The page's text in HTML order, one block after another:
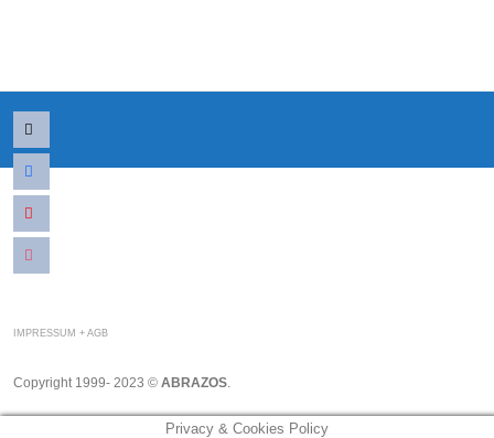
mail
facebook
youtube
instagram
IMPRESSUM + AGB
Copyright 1999- 2023 © ABRAZOS
Privacy & Cookies Policy